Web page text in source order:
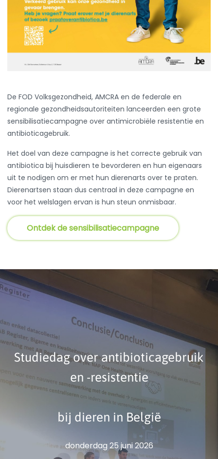
regionale gezondheidsautoriteiten lanceerden een grote
sensibilisatiecampagne over antimicrobiële resistentie en
antibioticagebruik.
Het doel van deze campagne is het correcte gebruik van
antibiotica bij huisdieren te bevorderen en hun eigenaars
uit te nodigen om er met hun dierenarts over te praten.
Dierenartsen staan dus centraal in deze campagne en
voor het welslagen ervan is hun steun onmisbaar.
Ontdek de sensibilisatiecampagne
Studiedag over antibioticagebruik
en -resistentie
bij dieren in België
donderdag 25 juni 2026
Zaal Pacheco, Brussel en via webinar